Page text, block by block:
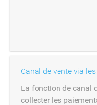
Canal de vente via
La fonction de canal
collecter les